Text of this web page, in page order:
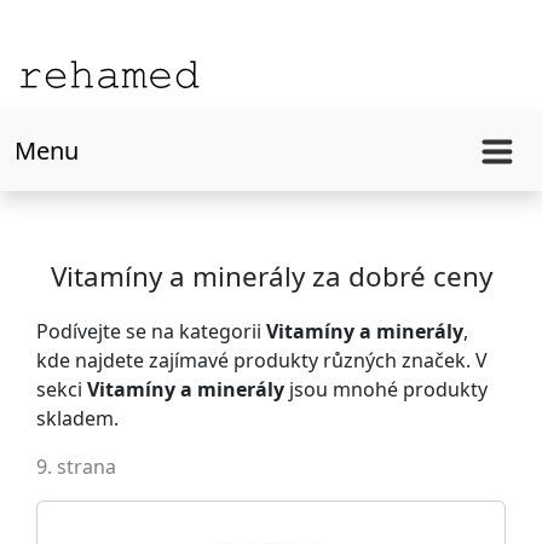
Menu
Vitamíny a minerály za dobré ceny
Podívejte se na kategorii Vitamíny a minerály,
kde najdete zajímavé produkty různých značek. V
sekci Vitamíny a minerály jsou mnohé produkty
skladem.
9. strana